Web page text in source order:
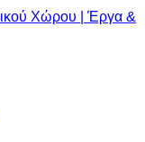
Χώρου | Έργα &